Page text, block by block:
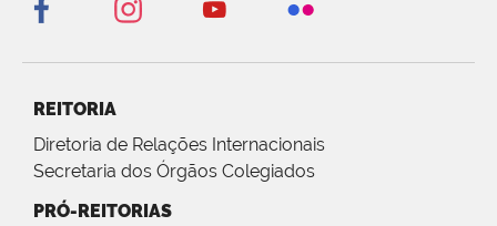
REITORIA
Diretoria de Relações Internacionais
Secretaria dos Órgãos Colegiados
PRÓ-REITORIAS